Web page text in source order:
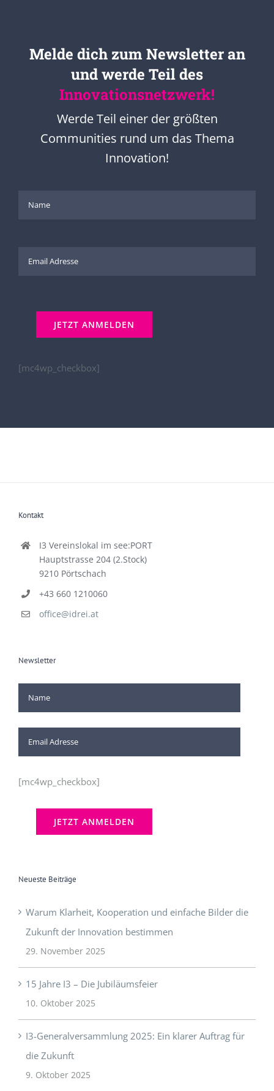
Melde dich zum Newsletter an
und werde Teil des
Innovationsnetzwerk!
Werde Teil einer der größten
Communities rund um das Thema
Innovation!
[mc4wp_checkbox]
Kontakt
I3 Vereinslokal im see:PORT
Hauptstrasse 204 (2.Stock)
9210 Pörtschach
+43 660 1210060
office@idrei.at
Newsletter
[mc4wp_checkbox]
Neueste Beiträge
Warum Klarheit, Kooperation und einfache Bilder die
Zukunft der Innovation bestimmen
29. November 2025
15 Jahre I3 – Die Jubiläumsfeier
10. Oktober 2025
I3-Generalversammlung 2025: Ein klarer Auftrag für
die Zukunft
9. Oktober 2025